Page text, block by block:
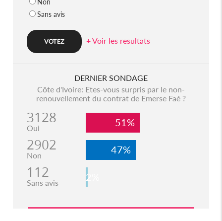
Non
Sans avis
+ Voir les resultats
DERNIER SONDAGE
Côte d'Ivoire: Etes-vous surpris par le non-
renouvellement du contrat de Emerse Faé ?
3128
Oui 51%
2902
Non 47%
112
Sans avis 2%